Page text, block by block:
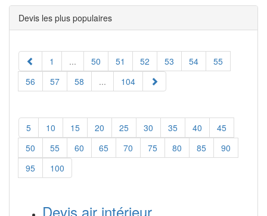
Devis les plus populaires
1 ... 50 51 52 53 54
55
56
57 58 ... 104
5 10 15 20 25 30 35 40
45
50
55 60 65 70 75 80 85
90
95
100
Devis air intérieur